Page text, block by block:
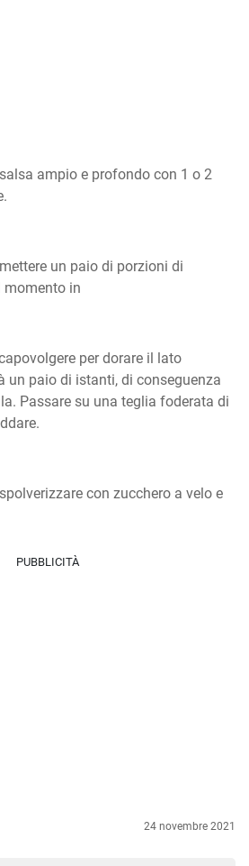
ampio e profondo con 1 o 2
un paio di porzioni di
momento in
per dorare il lato
un paio di istanti, di conseguenza
Passare su una teglia foderata di
con zucchero a velo e
PUBBLICITÀ
24 novembre 2021